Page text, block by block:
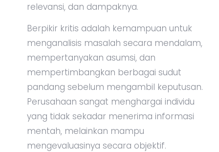
relevansi, dan dampaknya.
Berpikir kritis adalah kemampuan untuk
menganalisis masalah secara mendalam,
mempertanyakan asumsi, dan
mempertimbangkan berbagai sudut
pandang sebelum mengambil keputusan.
Perusahaan sangat menghargai individu
yang tidak sekadar menerima informasi
mentah, melainkan mampu
mengevaluasinya secara objektif.